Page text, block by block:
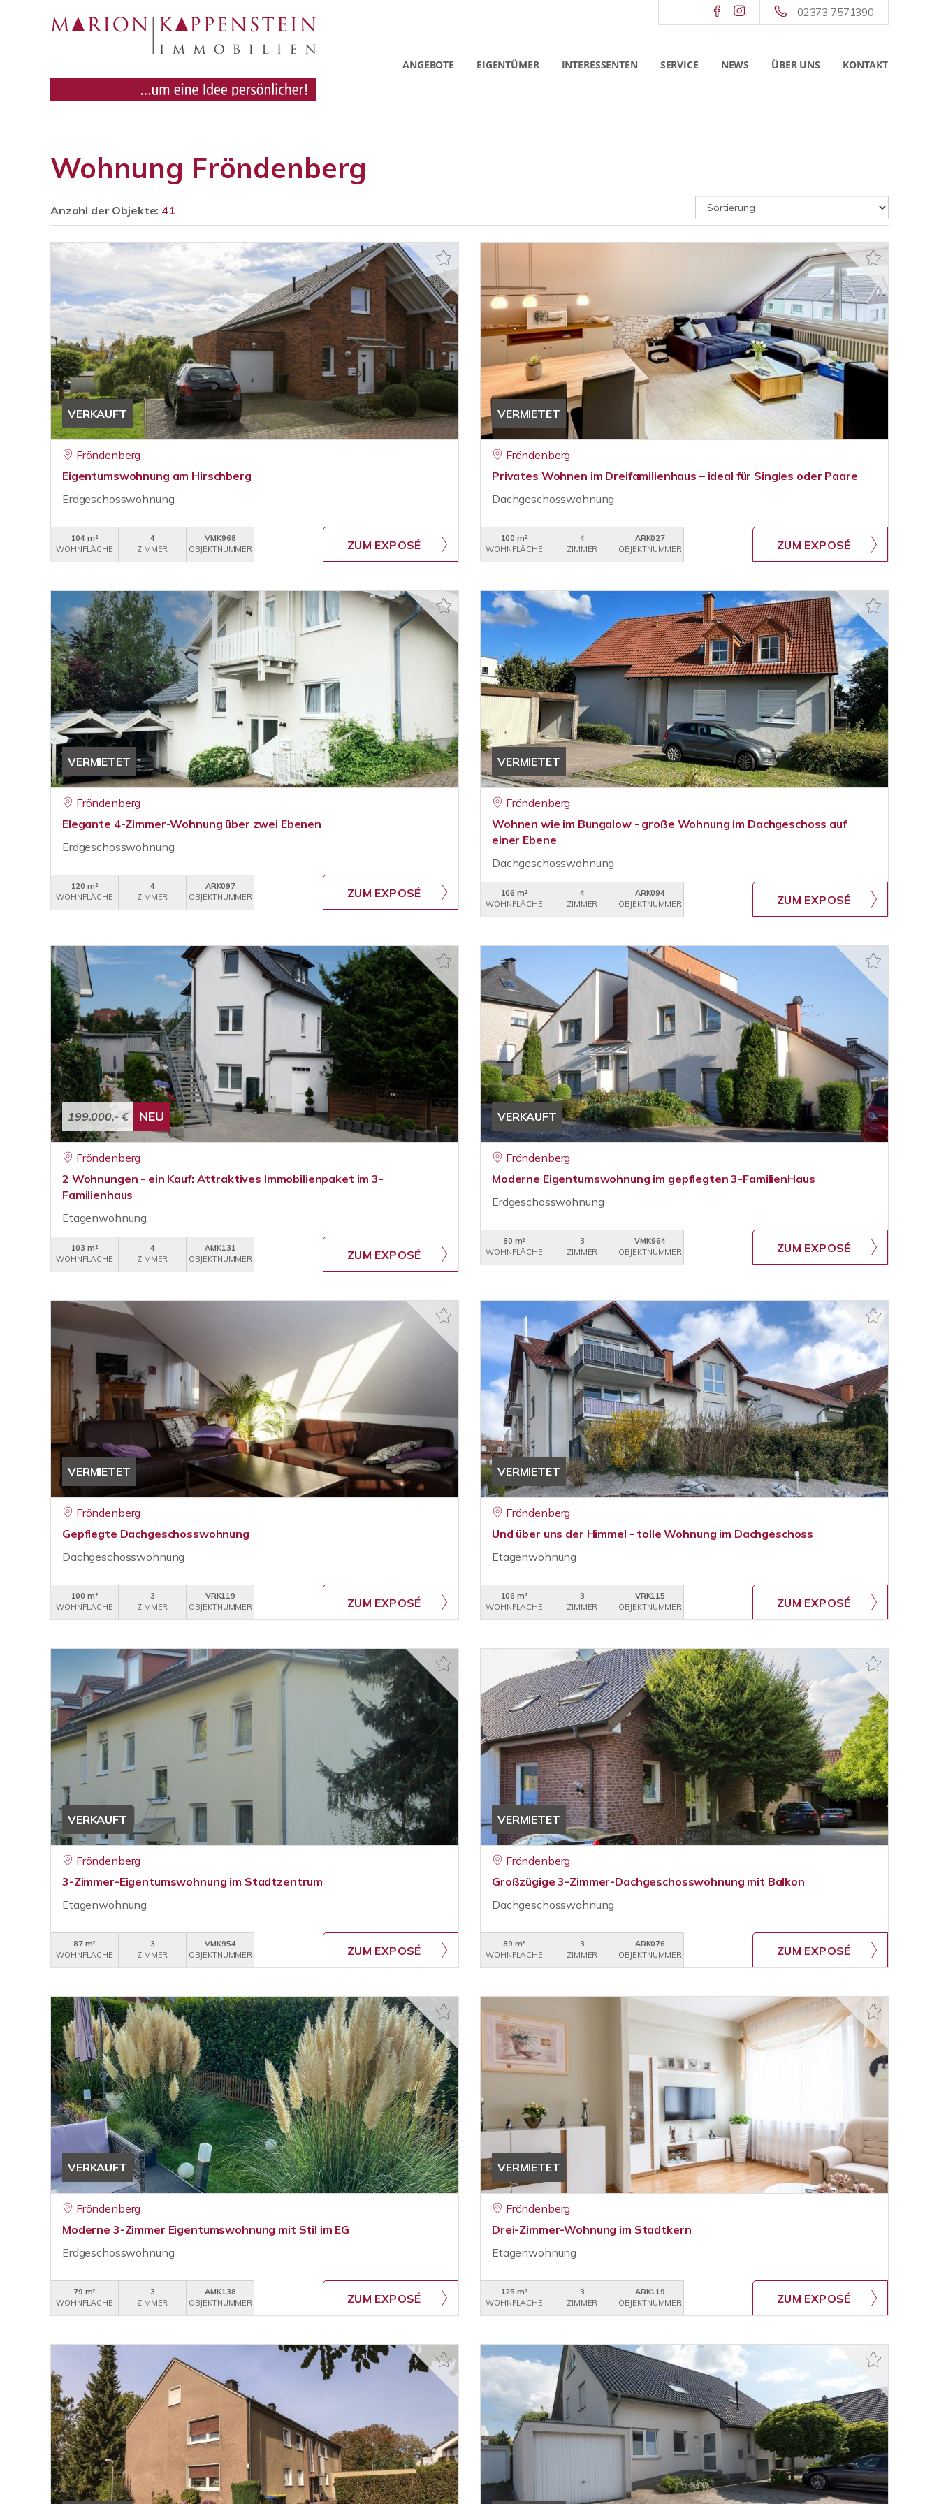
02373 7571390
ANGEBOTE EIGENTÜMER INTERESSENTEN SERVICE NEWS ÜBER UNS KONTAKT
Wohnung Fröndenberg
Anzahl der Objekte: 41
VERKAUFT
Fröndenberg
Eigentumswohnung am Hirschberg
Erdgeschosswohnung
104 m²
WOHNFLÄCHE
4
ZIMMER
VMK968
OBJEKTNUMMER
ZUM EXPOSÉ
VERMIETET
Fröndenberg
Privates Wohnen im Dreifamilienhaus – ideal für Singles oder Paare
Dachgeschosswohnung
100 m²
WOHNFLÄCHE
4
ZIMMER
ARK027
OBJEKTNUMMER
ZUM EXPOSÉ
VERMIETET
Fröndenberg
Elegante 4-Zimmer-Wohnung über zwei Ebenen
Erdgeschosswohnung
120 m²
WOHNFLÄCHE
4
ZIMMER
ARK097
OBJEKTNUMMER
ZUM EXPOSÉ
VERMIETET
Fröndenberg
Wohnen wie im Bungalow - große Wohnung im Dachgeschoss auf
einer Ebene
Dachgeschosswohnung
106 m²
WOHNFLÄCHE
4
ZIMMER
ARK094
OBJEKTNUMMER
ZUM EXPOSÉ
199.000,- € NEU
Fröndenberg
2 Wohnungen - ein Kauf: Attraktives Immobilienpaket im 3-
Familienhaus
Etagenwohnung
103 m²
WOHNFLÄCHE
4
ZIMMER
AMK131
OBJEKTNUMMER
ZUM EXPOSÉ
VERKAUFT
Fröndenberg
Moderne Eigentumswohnung im gepflegten 3-FamilienHaus
Erdgeschosswohnung
80 m²
WOHNFLÄCHE
3
ZIMMER
VMK964
OBJEKTNUMMER
ZUM EXPOSÉ
VERMIETET
Fröndenberg
Gepflegte Dachgeschosswohnung
Dachgeschosswohnung
100 m²
WOHNFLÄCHE
3
ZIMMER
VRK119
OBJEKTNUMMER
ZUM EXPOSÉ
VERMIETET
Fröndenberg
Und über uns der Himmel - tolle Wohnung im Dachgeschoss
Etagenwohnung
106 m²
WOHNFLÄCHE
3
ZIMMER
VRK115
OBJEKTNUMMER
ZUM EXPOSÉ
VERKAUFT
Fröndenberg
3-Zimmer-Eigentumswohnung im Stadtzentrum
Etagenwohnung
87 m²
WOHNFLÄCHE
3
ZIMMER
VMK954
OBJEKTNUMMER
ZUM EXPOSÉ
VERMIETET
Fröndenberg
Großzügige 3-Zimmer-Dachgeschosswohnung mit Balkon
Dachgeschosswohnung
89 m²
WOHNFLÄCHE
3
ZIMMER
ARK076
OBJEKTNUMMER
ZUM EXPOSÉ
VERKAUFT
Fröndenberg
Moderne 3-Zimmer Eigentumswohnung mit Stil im EG
Erdgeschosswohnung
79 m²
WOHNFLÄCHE
3
ZIMMER
AMK138
OBJEKTNUMMER
ZUM EXPOSÉ
VERMIETET
Fröndenberg
Drei-Zimmer-Wohnung im Stadtkern
Etagenwohnung
125 m²
WOHNFLÄCHE
3
ZIMMER
ARK119
OBJEKTNUMMER
ZUM EXPOSÉ